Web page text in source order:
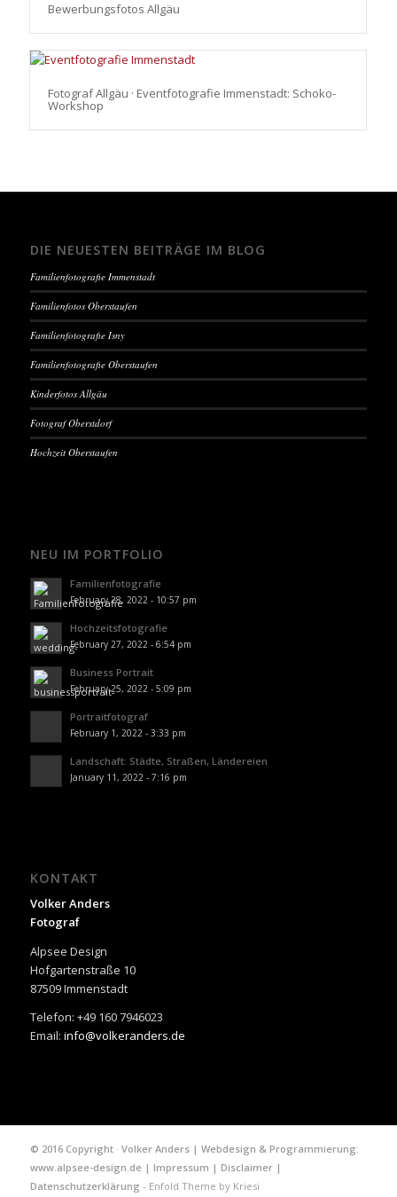
Bewerbungsfotos Allgäu
Fotograf Allgäu · Eventfotografie Immenstadt: Schoko-
Workshop
DIE NEUESTEN BEITRÄGE IM BLOG
Familienfotografie Immenstadt
Familienfotos Oberstaufen
Familienfotografie Isny
Familienfotografie Oberstaufen
Kinderfotos Allgäu
Fotograf Oberstdorf
Hochzeit Oberstaufen
NEU IM PORTFOLIO
Familienfotografie
February 28, 2022 - 10:57 pm
Hochzeitsfotografie
February 27, 2022 - 6:54 pm
Business Portrait
February 25, 2022 - 5:09 pm
Portraitfotograf
February 1, 2022 - 3:33 pm
Landschaft: Städte, Straßen, Ländereien
January 11, 2022 - 7:16 pm
KONTAKT
Volker Anders
Fotograf
Alpsee Design
Hofgartenstraße 10
87509 Immenstadt
Telefon: +49 160 7946023
Email: info@volkeranders.de
© 2016 Copyright · Volker Anders | Webdesign & Programmierung:
www.alpsee-design.de| Impressum | Disclaimer|
Datenschutzerklärung - Enfold Theme by Kriesi